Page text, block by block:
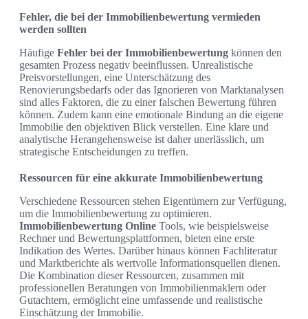
Fehler, die bei der Immobilienbewertung vermieden
werden sollten
Häufige Fehler bei der Immobilienbewertung können den
gesamten Prozess negativ beeinflussen. Unrealistische
Preisvorstellungen, eine Unterschätzung des
Renovierungsbedarfs oder das Ignorieren von Marktanalysen
sind alles Faktoren, die zu einer falschen Bewertung führen
können. Zudem kann eine emotionale Bindung an die eigene
Immobilie den objektiven Blick verstellen. Eine klare und
analytische Herangehensweise ist daher unerlässlich, um
strategische Entscheidungen zu treffen.
Ressourcen für eine akkurate Immobilienbewertung
Verschiedene Ressourcen stehen Eigentümern zur Verfügung,
um die Immobilienbewertung zu optimieren.
Immobilienbewertung Online Tools, wie beispielsweise
Rechner und Bewertungsplattformen, bieten eine erste
Indikation des Wertes. Darüber hinaus können Fachliteratur
und Marktberichte als wertvolle Informationsquellen dienen.
Die Kombination dieser Ressourcen, zusammen mit
professionellen Beratungen von Immobilienmaklern oder
Gutachtern, ermöglicht eine umfassende und realistische
Einschätzung der Immobilie.